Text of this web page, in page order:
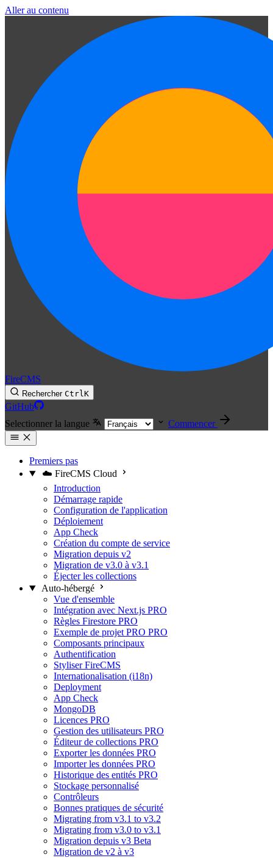
Aller au contenu
FireCMS
Rechercher CtrlK
GitHub
Selectionner la langue
Commencer
Premiers pas
☁️ FireCMS Cloud
Introduction
Démarrage rapide
Configuration de l'application
Déploiement
App Check
Création du compte de service
Migration depuis v2
Migration de v3.0 à v3.1
Éjecter les collections
Auto-hébergé
Vue d'ensemble
Intégration avec Next.js PRO
Règles Firestore PRO
Exemple de projet PRO PRO
Composants principaux
Authentification
Styliser FireCMS
Internationalisation (i18n)
Deployment
App Check
MongoDB
Licences PRO
Gestion des utilisateurs PRO
Éditeur de collections PRO
Exporter les données PRO
Importer les données PRO
Historique des entités PRO
Stockage personnalisé
Contrôleurs
Bonnes pratiques de sécurité
Migrating from v3.1 to v3.2
Migrating from v3.0 to v3.1
Migration depuis v3 Beta
Migration de v2 à v3